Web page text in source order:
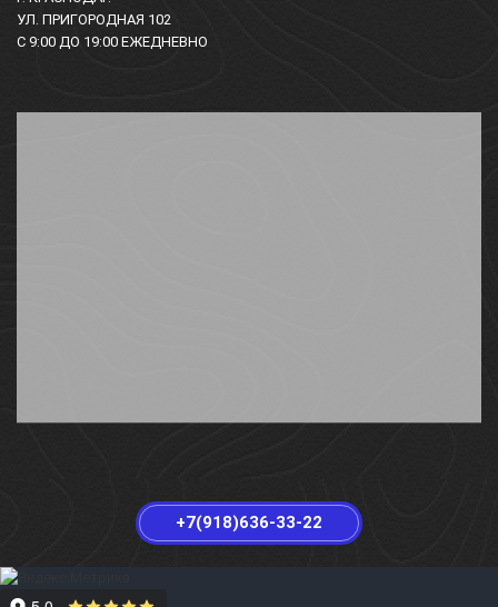
УЛ. ПРИГОРОДНАЯ 102
С 9:00 ДО 19:00 ЕЖЕДНЕВНО
+7(918)636-33-22